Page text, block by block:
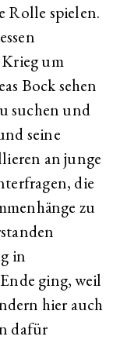
Rolle spielen.
um
Bock sehen
suchen und
seine
an junge
die
zu
in
ging, weil
hier auch
dafür